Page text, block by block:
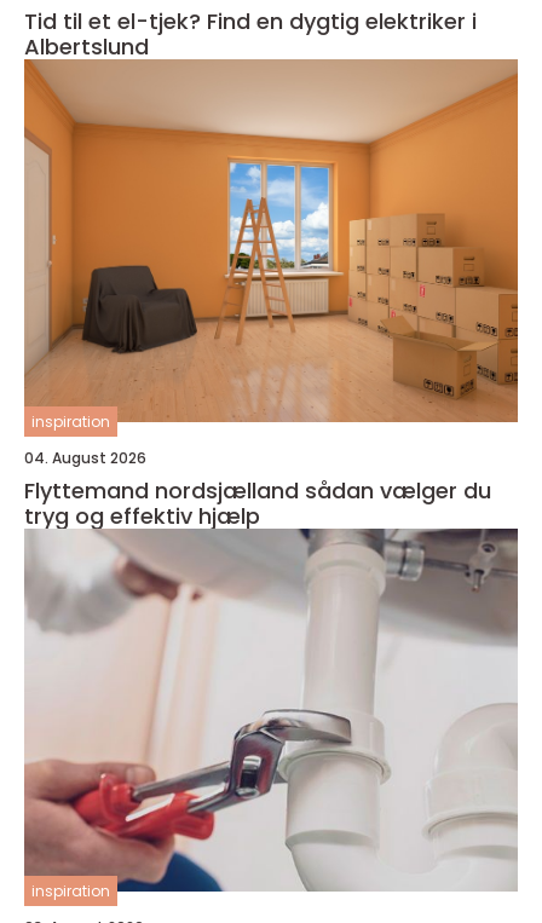
Tid til et el-tjek? Find en dygtig elektriker i
Albertslund
inspiration
04. August 2026
Flyttemand nordsjælland sådan vælger du
tryg og effektiv hjælp
inspiration